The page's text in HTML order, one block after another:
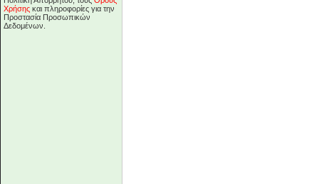
Χρήσης και πληροφορίες για την
Προστασία Προσωπικών
Δεδομένων.